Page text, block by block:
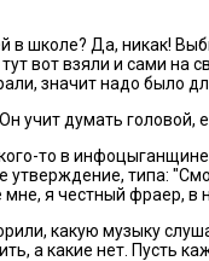
в школе? Да, никак!
вот взяли и сами на
значит надо было
учит думать
то в
утверждение, типа:
я честный фраер, в
какую музыку
а какие нет. Пусть